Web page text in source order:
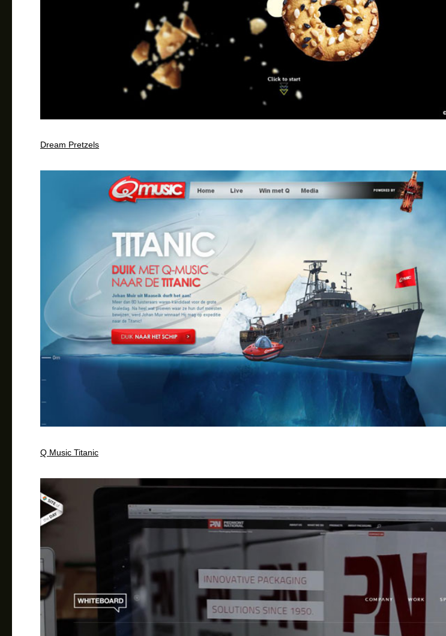
Dream Pretzels
Q Music Titanic